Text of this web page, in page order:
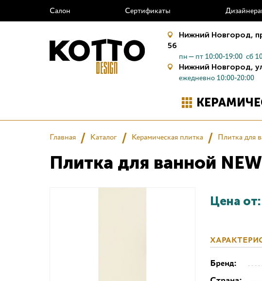
Салон Сертификаты
Нижний Новгород,
56
пн—пт 10:00-19:00 сб
Нижний Новгород,
ежедневно 10:00-20:00
Главная Каталог Керамическая плитка Плитка для
Плитка для ванной
Цена от:
Бренд: